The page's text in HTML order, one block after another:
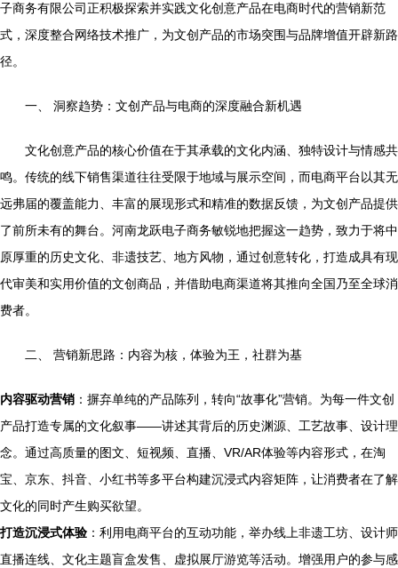
子商务有限公司正积极探索并实践文化创意产品在电商时代的营销新范
式，深度整合网络技术推广，为文创产品的市场突围与品牌增值开辟新路
径。
一、 洞察趋势：文创产品与电商的深度融合新机遇
文化创意产品的核心价值在于其承载的文化内涵、独特设计与情感共
鸣。传统的线下销售渠道往往受限于地域与展示空间，而电商平台以其无
远弗届的覆盖能力、丰富的展现形式和精准的数据反馈，为文创产品提供
了前所未有的舞台。河南龙跃电子商务敏锐地把握这一趋势，致力于将中
原厚重的历史文化、非遗技艺、地方风物，通过创意转化，打造成具有现
代审美和实用价值的文创商品，并借助电商渠道将其推向全国乃至全球消
费者。
二、 营销新思路：内容为核，体验为王，社群为基
内容驱动营销 ：摒弃单纯的产品陈列，转向“故事化”营销。为每一件文创
产品打造专属的文化叙事——讲述其背后的历史渊源、工艺故事、设计理
念。通过高质量的图文、短视频、直播、VR/AR体验等内容形式，在淘
宝、京东、抖音、小红书等多平台构建沉浸式内容矩阵，让消费者在了解
文化的同时产生购买欲望。
打造沉浸式体验 ：利用电商平台的互动功能，举办线上非遗工坊、设计师
直播连线、文化主题盲盒发售、虚拟展厅游览等活动。增强用户的参与感